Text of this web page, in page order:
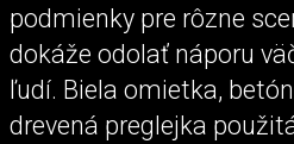
podmienky pre rôzne
dokáže odolať náporu
ľudí. Biela omietka,
drevená preglejka